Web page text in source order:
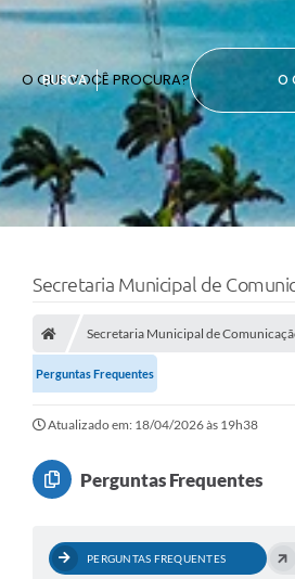
O QUE VOCÊ PROCURA?
Secretaria Municipal de
Secretaria Municipal de
Perguntas Frequentes
Atualizado em: 18/04/2026 às 19h38
Perguntas Frequentes
PERGUNTAS FREQUENTES